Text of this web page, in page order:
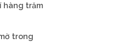
hàng trăm
trong